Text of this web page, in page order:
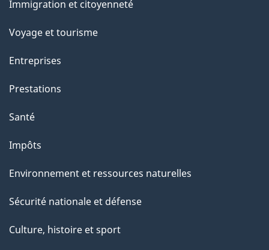
sujets
Immigration et citoyenneté
Voyage et tourisme
Entreprises
Prestations
Santé
Impôts
Environnement et ressources naturelles
Sécurité nationale et défense
Culture, histoire et sport